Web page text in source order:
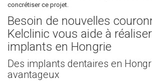
concrétiser ce projet.
Besoin de nouvelles
Kelclinic vous aide à
implants en Hongrie
Des implants dentaires en
avantageux